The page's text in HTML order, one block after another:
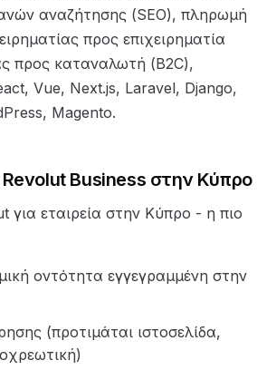
αναζήτησης (SEO), πληρωμή
προς επιχειρηματία
προς καταναλωτή (B2C),
Vue, Next.js, Laravel, Django,
Magento.
Business στην Κύπρο
για εταιρεία στην Κύπρο - η πιο
οντότητα εγγεγραμμένη στην
(προτιμάται ιστοσελίδα,